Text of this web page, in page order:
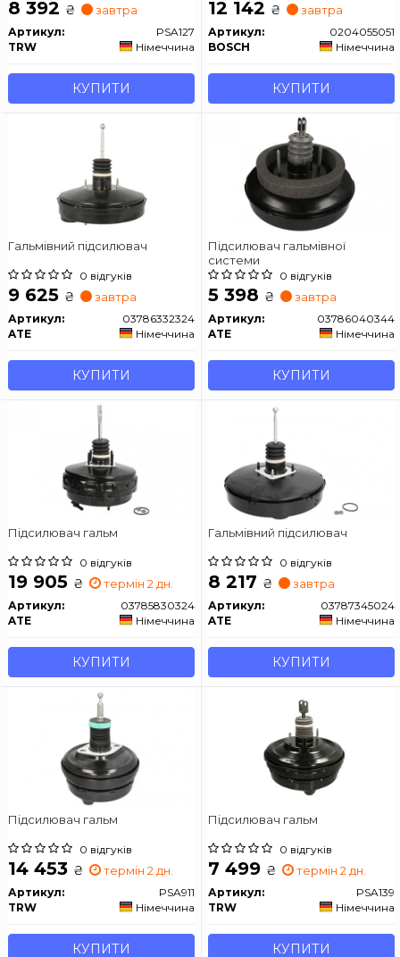
8 392 ₴ завтра
Артикул:
PSA127
TRW
Німеччина
КУПИТИ
12 142 ₴ завтра
Артикул:
0204055051
BOSCH
Німеччина
КУПИТИ
Гальмівний підсилювач
0 відгуків
9 625 ₴ завтра
Артикул:
03786332324
ATE
Німеччина
КУПИТИ
Підсилювач гальмівної
системи
0 відгуків
5 398 ₴ завтра
Артикул:
03786040344
ATE
Німеччина
КУПИТИ
Підсилювач гальм
0 відгуків
19 905 ₴ термін 2 дн.
Артикул:
03785830324
ATE
Німеччина
КУПИТИ
Гальмівний підсилювач
0 відгуків
8 217 ₴ завтра
Артикул:
03787345024
ATE
Німеччина
КУПИТИ
Підсилювач гальм
0 відгуків
14 453 ₴ термін 2 дн.
Артикул:
PSA911
TRW
Німеччина
КУПИТИ
Підсилювач гальм
0 відгуків
7 499 ₴ термін 2 дн.
Артикул:
PSA139
TRW
Німеччина
КУПИТИ